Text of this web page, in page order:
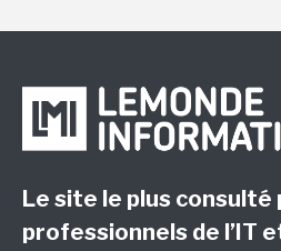
Le site le plus consulté
professionnels de l’IT